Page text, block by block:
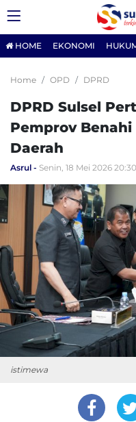
HOME EKONOMI
Home OPD DPRD
DPRD Sulsel
Pemprov
Daerah
Asrul Senin, 18 Mei 2026 20:30
istimewa